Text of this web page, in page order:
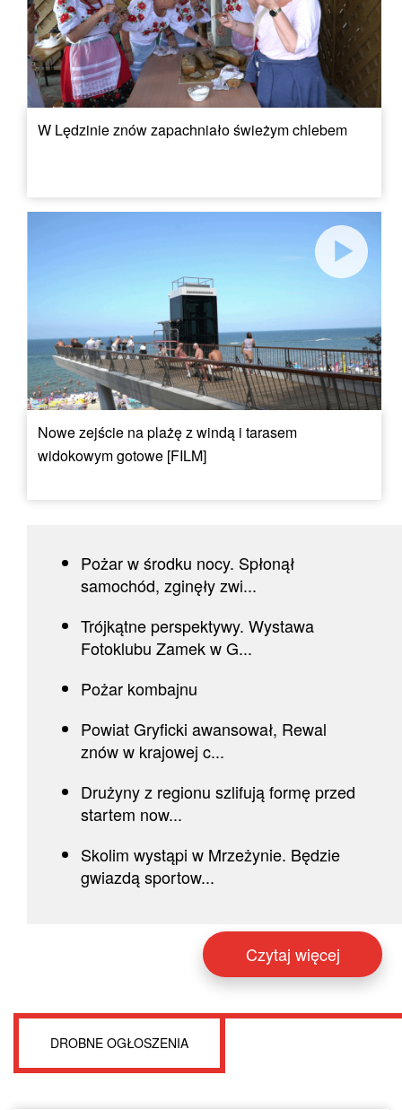
W Lędzinie znów zapachniało świeżym chlebem
Nowe zejście na plażę z windą i tarasem
widokowym gotowe [FILM]
Pożar w środku nocy. Spłonął
samochód, zginęły zwi...
Trójkątne perspektywy. Wystawa
Fotoklubu Zamek w G...
Pożar kombajnu
Powiat Gryficki awansował, Rewal
znów w krajowej c...
Drużyny z regionu szlifują formę przed
startem now...
Skolim wystąpi w Mrzeżynie. Będzie
gwiazdą sportow...
Czytaj więcej
DROBNE OGŁOSZENIA